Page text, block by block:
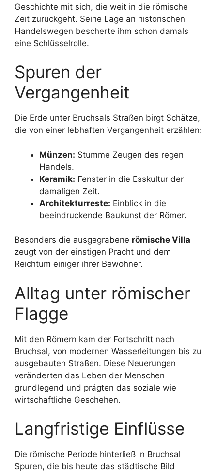
Geschichte mit sich, die weit in die römische
Zeit zurückgeht. Seine Lage an historischen
Handelswegen bescherte ihm schon damals
eine Schlüsselrolle.
Spuren der
Vergangenheit
Die Erde unter Bruchsals Straßen birgt Schätze,
die von einer lebhaften Vergangenheit erzählen:
Münzen: Stumme Zeugen des regen
Handels.
Keramik: Fenster in die Esskultur der
damaligen Zeit.
Architekturreste: Einblick in die
beeindruckende Baukunst der Römer.
Besonders die ausgegrabene römische Villa
zeugt von der einstigen Pracht und dem
Reichtum einiger ihrer Bewohner.
Alltag unter römischer
Flagge
Mit den Römern kam der Fortschritt nach
Bruchsal, von modernen Wasserleitungen bis zu
ausgebauten Straßen. Diese Neuerungen
veränderten das Leben der Menschen
grundlegend und prägten das soziale wie
wirtschaftliche Geschehen.
Langfristige Einflüsse
Die römische Periode hinterließ in Bruchsal
Spuren, die bis heute das städtische Bild